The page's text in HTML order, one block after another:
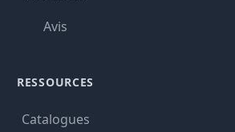
Avis
RESSOURCES
Catalogues